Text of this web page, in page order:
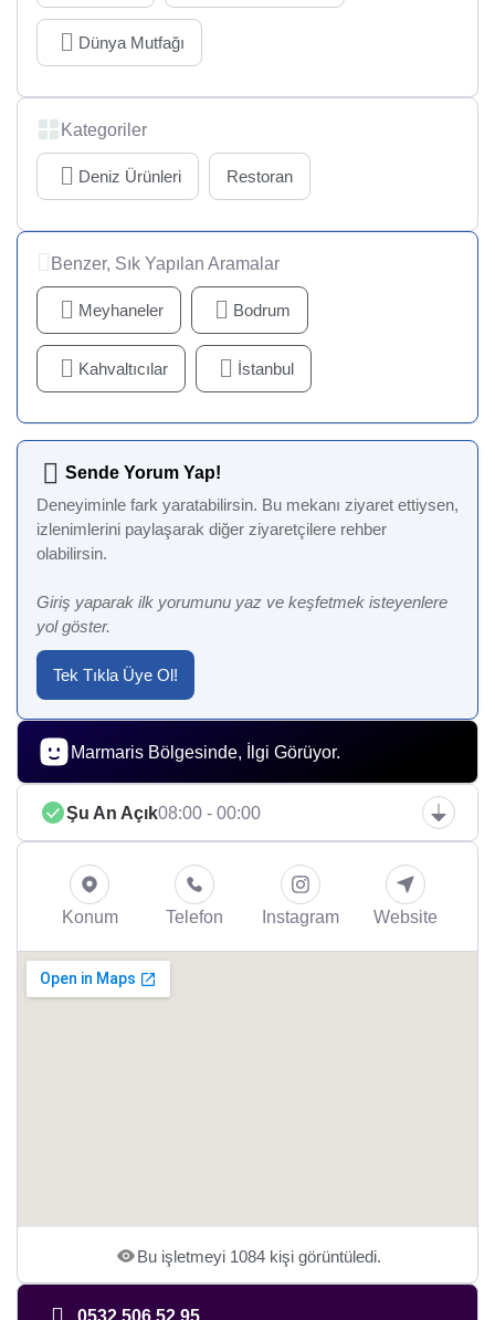
Dünya Mutfağı
Kategoriler
Deniz Ürünleri Restoran
Benzer, Sık Yapılan Aramalar
Meyhaneler Bodrum
Kahvaltıcılar İstanbul
Sende Yorum Yap!
Deneyiminle fark yaratabilirsin. Bu mekanı ziyaret ettiysen,
izlenimlerini paylaşarak diğer ziyaretçilere rehber
olabilirsin.
Giriş yaparak ilk yorumunu yaz ve keşfetmek isteyenlere
yol göster.
Tek Tıkla Üye Ol!
Marmaris Bölgesinde, İlgi Görüyor.
Şu An Açık08:00 - 00:00
Konum Telefon Instagram Website
Bu işletmeyi 1084 kişi görüntüledi.
0532 506 52 95